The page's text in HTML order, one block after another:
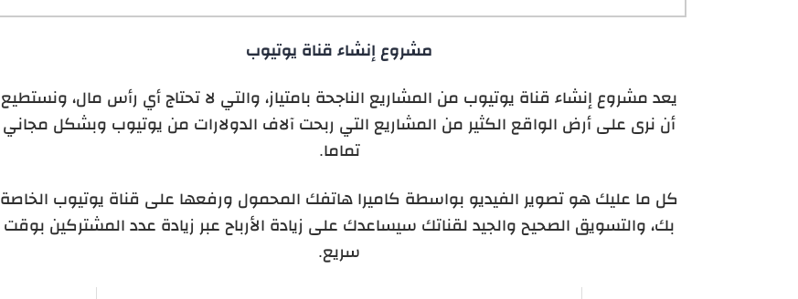
مشروع إنشاء قناة يوتيوب
يعد مشروع إنشاء قناة يوتيوب من المشاريع الناجحة بامتياز، والتي لا تحتاج أي رأس مال، ونستطيع
أن نرى على أرض الواقع الكثير من المشاريع التي ربحت آلاف الدولارات من يوتيوب وبشكل مجاني
تماما.
كل ما عليك هو تصوير الفيديو بواسطة كاميرا هاتفك المحمول ورفعها على قناة يوتيوب الخاصة
بك، والتسويق الصحيح والجيد لقناتك سيساعدك على زيادة الأرباح عبر زيادة عدد المشتركين بوقت
سريع.